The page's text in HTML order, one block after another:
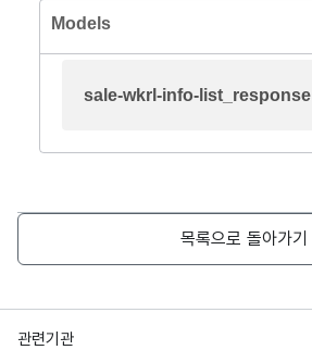
Models
sale-wkrl-info-list_response
목록으로 돌아가기
관련기관
행정안전부